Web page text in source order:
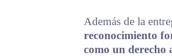
Además de la
reconocimiento
como un derecho